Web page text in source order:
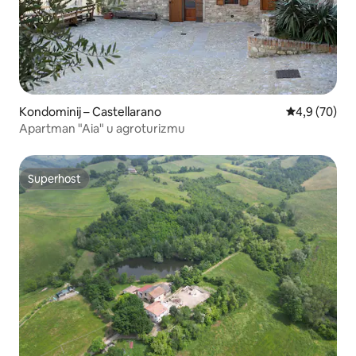
Kondominij – Castellarano Prosječna
4,9 (70)
Apartman "Aia" u agroturizmu
Superhost
Superhost